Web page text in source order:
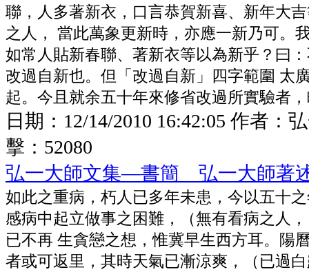
聯，人多著新衣，口言恭賀新喜、新年大
之人， 當此萬象更新時，亦應一新乃可。
如常人貼新春聯、著新衣等以為新乎？曰
改過自新也。但「改過自新」四字範圍 太
起。今且就余五十年來修省改過所實驗者
日期： 12/14/2010 16:42:05 作者：
擊： 52080
弘一大師文集—書簡 弘一大師著
如此之重病，朽人已多年未患，今以五十
感病中起立做事之困難，（無有看病之人
已不再 生貪戀之想，惟冀早生西方耳。陽
者或可返里，其時天氣已漸涼爽，（已過